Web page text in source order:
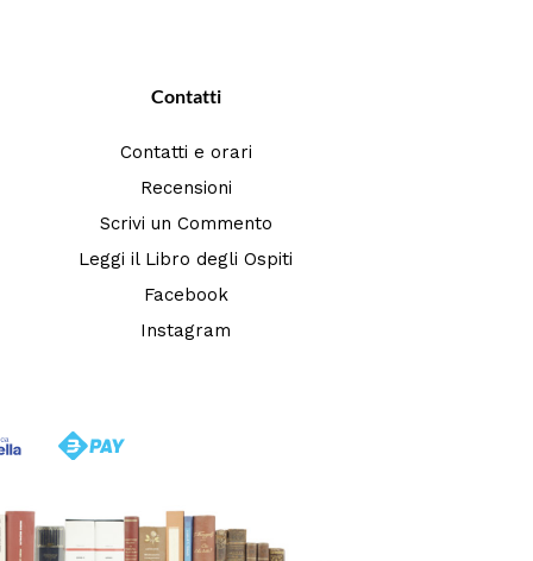
Contatti
Contatti e orari
Recensioni
Scrivi un Commento
Leggi il Libro degli Ospiti
Facebook
Instagram